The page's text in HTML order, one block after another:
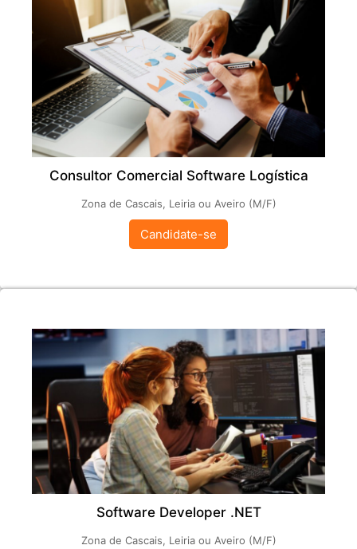
Consultor Comercial Software Logística
Zona de Cascais, Leiria ou Aveiro (M/F)
Candidate-se
Software Developer .NET
Zona de Cascais, Leiria ou Aveiro (M/F)